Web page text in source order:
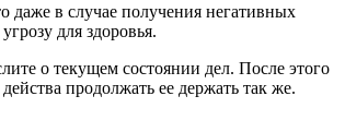
в случае получения негативных
для здоровья.
о текущем состоянии дел. После этого
продолжать ее держать так же.